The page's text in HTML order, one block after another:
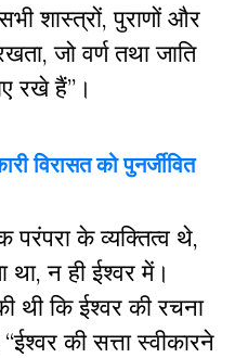
शास्त्रों, पुराणों और
जो वर्ण तथा जाति
रखे हैं”।
विरासत को पुनर्जीवित
परंपरा के व्यक्तित्व थे,
था, न ही ईश्वर में।
थी कि ईश्वर की रचना
की सत्ता स्वीकारने